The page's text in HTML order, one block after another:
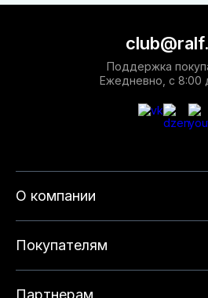
О компании
Покупателям
Партнерам
Поддержка
Ежедневно, с 8:00